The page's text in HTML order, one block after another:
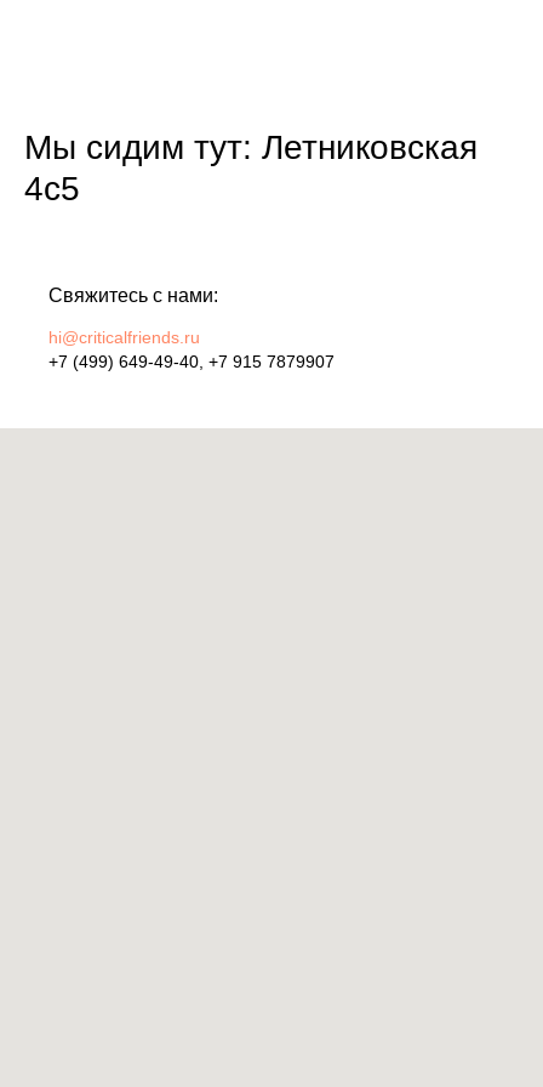
Мы сидим тут: Летниковская
4с5
Свяжитесь с нами:
hi@criticalfriends.ru
+7 (499) 649-49-40 , +7 915 7879907